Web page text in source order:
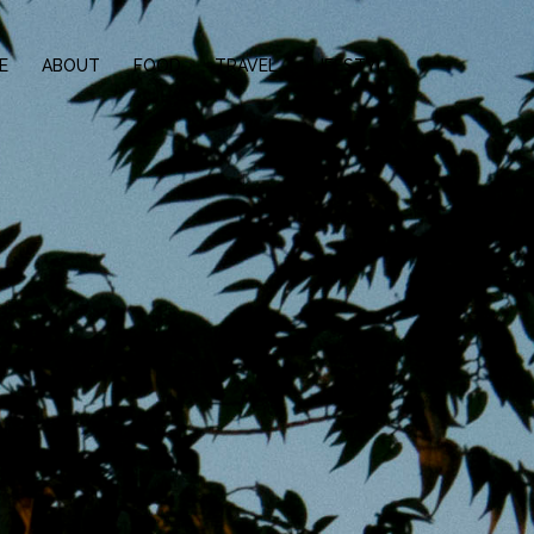
ABOUT FOOD TRAVEL LIFESTYLE